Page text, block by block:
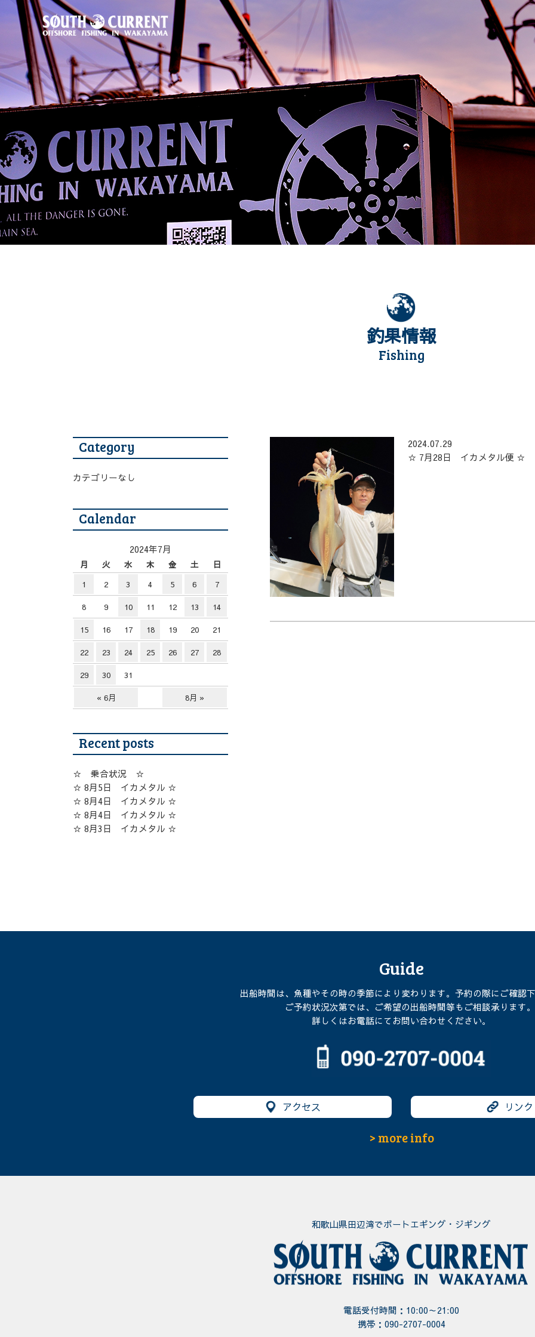
釣果情報
Fishing
2024.07.29
☆ 7月28日 イカメタル便 ☆
Category
カテゴリーなし
Calendar
2024年7月
月 火 水 木 金 土 日
« 6月 8月 »
1 2 3 4 5 6
7
8
9 10 11 12 13
14
15
16 17 18 19 20
21
22
23 24 25 26 27
28
29
30 31
Recent posts
☆ 乗合状況 ☆
☆ 8月5日 イカメタル ☆
☆ 8月4日 イカメタル ☆
☆ 8月4日 イカメタル ☆
☆ 8月3日 イカメタル ☆
Guide
出船時間は、魚種やその時の季節により変わります。予約の際にご確認下
ご予約状況次第では、ご希望の出船時間等もご相談承ります。
詳しくはお電話にてお問い合わせください。
アクセス リンク
> more info
和歌山県田辺湾でボートエギング・ジギング
電話受付時間：10:00～21:00
携帯： 090-2707-0004